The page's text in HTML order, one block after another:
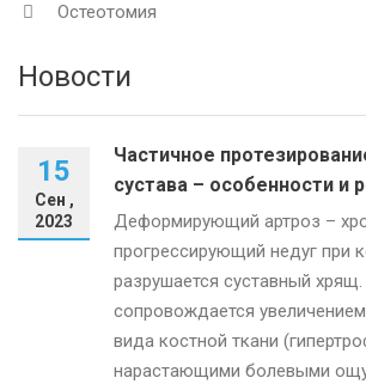
Остеотомия
Новости
15
Сен ,
2023
Частичное
сустава – особенности и
Деформирующий артроз –
прогрессирующий недуг при
разрушается суставный
сопровождается
вида костной ткани
нарастающими болевыми